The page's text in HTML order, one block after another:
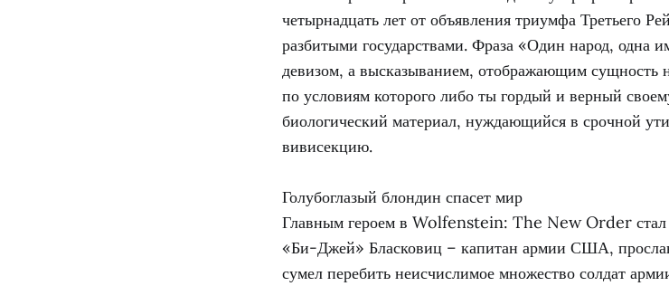
четырнадцать лет от объявления триумфа Третьего
разбитыми государствами. Фраза «Один народ, одна
девизом, а высказыванием, отображающим сущность
по условиям которого либо ты гордый и верный
биологический материал, нуждающийся в срочной
вивисекцию.
Голубоглазый блондин спасет мир
Главным героем в Wolfenstein: The New Order
«Би-Джей» Бласковиц – капитан армии США,
сумел перебить неисчислимое множество солдат